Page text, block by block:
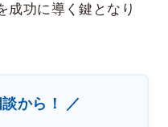
成功に導く鍵となり
から！ ／